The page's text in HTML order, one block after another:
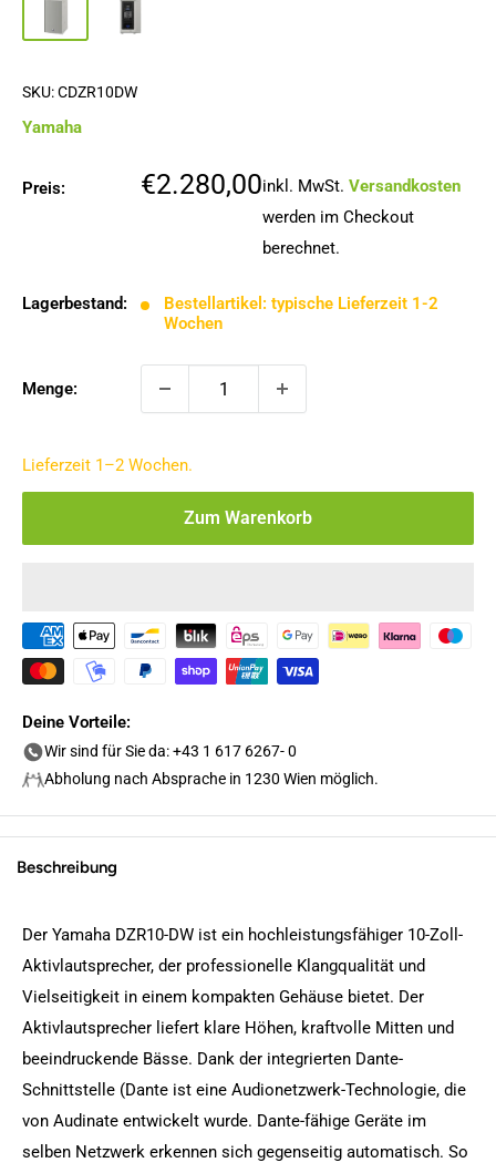
SKU:CDZR10DW
Yamaha
Preis: Sonderpreis
€2.280,00inkl. MwSt. Versandkosten
werden im Checkout
berechnet.
Lagerbestand:
Bestellartikel: typische Lieferzeit 1-2
Wochen
Menge:
Lieferzeit 1–2 Wochen.
Zum Warenkorb
Deine Vorteile:
Wir sind für Sie da: +43 1 617 6267- 0
Abholung nach Absprache in 1230 Wien möglich.
Beschreibung
Der Yamaha DZR10-DW ist ein hochleistungsfähiger 10-Zoll-
Aktivlautsprecher, der professionelle Klangqualität und
Vielseitigkeit in einem kompakten Gehäuse bietet. Der
Aktivlautsprecher liefert klare Höhen, kraftvolle Mitten und
beeindruckende Bässe. Dank der integrierten Dante-
Schnittstelle (Dante ist eine Audionetzwerk-Technologie, die
von Audinate entwickelt wurde. Dante-fähige Geräte im
selben Netzwerk erkennen sich gegenseitig automatisch. So